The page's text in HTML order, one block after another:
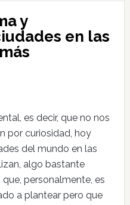
y
en las
es decir, que no nos
por curiosidad, hoy
del mundo en las
algo bastante
personalmente, es
a plantear pero que